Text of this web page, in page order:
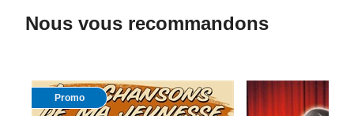
Nous vous recommandons
Promo